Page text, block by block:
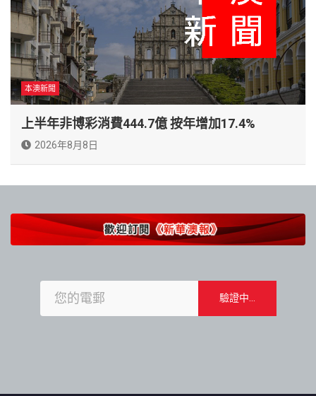
本澳新聞
上半年非博彩消費444.7億 按年增加17.4%
2026年8月8日